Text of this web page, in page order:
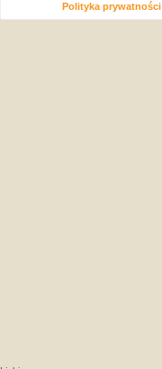
Polityka prywatności